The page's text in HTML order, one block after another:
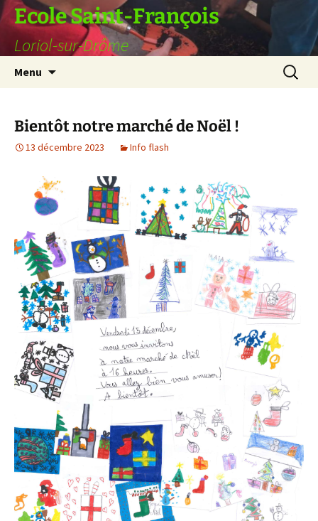
Ecole Saint-François
Loriol-sur-Drôme
Menu
Bientôt notre marché de Noël !
13 décembre 2023 Info flash